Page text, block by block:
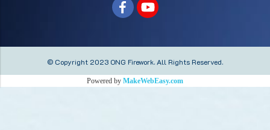
© Copyright 2023 ONG Firework.All Rights Reserved.
Powered by MakeWebEasy.com